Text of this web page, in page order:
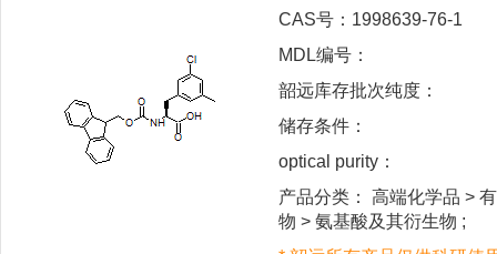
CAS号：1998639-76-1
MDL编号：
韶远库存批次纯度：
储存条件：
optical purity：
产品分类： 高端化学品 >
物 > 氨基酸及其衍生物 ;